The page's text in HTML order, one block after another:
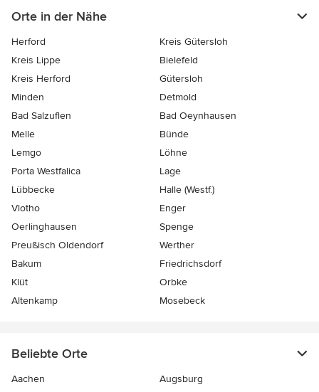
Orte in der Nähe
Herford
Kreis Gütersloh
Kreis Lippe
Bielefeld
Kreis Herford
Gütersloh
Minden
Detmold
Bad Salzuflen
Bad Oeynhausen
Melle
Bünde
Lemgo
Löhne
Porta Westfalica
Lage
Lübbecke
Halle (Westf.)
Vlotho
Enger
Oerlinghausen
Spenge
Preußisch Oldendorf
Werther
Bakum
Friedrichsdorf
Klüt
Orbke
Altenkamp
Mosebeck
Beliebte Orte
Aachen
Augsburg